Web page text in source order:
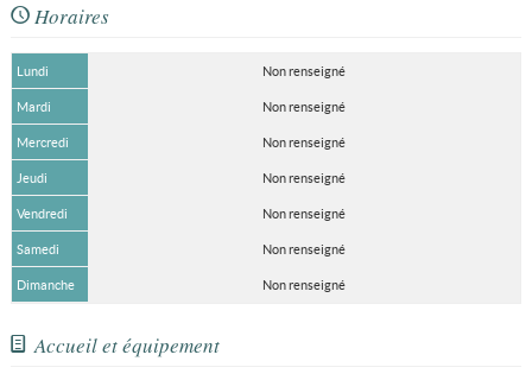
Horaires
Lundi Non renseigné
Mardi Non renseigné
Mercredi Non renseigné
Jeudi Non renseigné
Vendredi Non renseigné
Samedi Non renseigné
Dimanche Non renseigné
Accueil et équipement